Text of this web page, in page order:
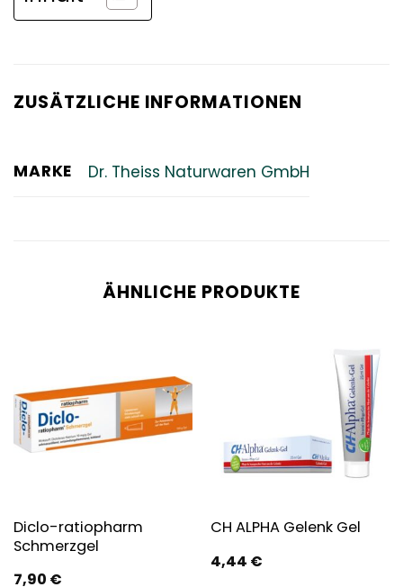
ZUSÄTZLICHE INFORMATIONEN
MARKE Dr. Theiss Naturwaren GmbH
ÄHNLICHE PRODUKTE
Diclo-ratiopharm
Schmerzgel
7,90 €
CH ALPHA Gelenk Gel
4,44 €